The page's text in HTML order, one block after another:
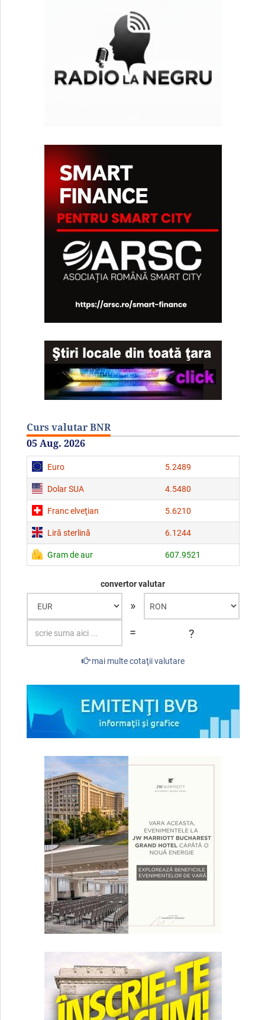
Curs valutar BNR
05 Aug. 2026
Euro 5.2489
Dolar SUA 4.5480
Franc elveţian 5.6210
Liră sterlină 6.1244
Gram de aur 607.9521
convertor valutar
»
=
?
mai multe cotaţii valutare